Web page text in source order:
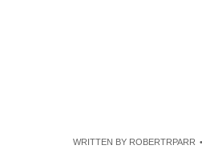
WRITTEN BY ROBERTRPARR